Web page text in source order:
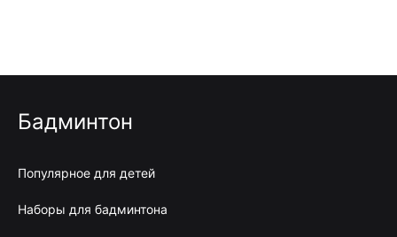
Бадминтон
Популярное для детей
Наборы для бадминтона